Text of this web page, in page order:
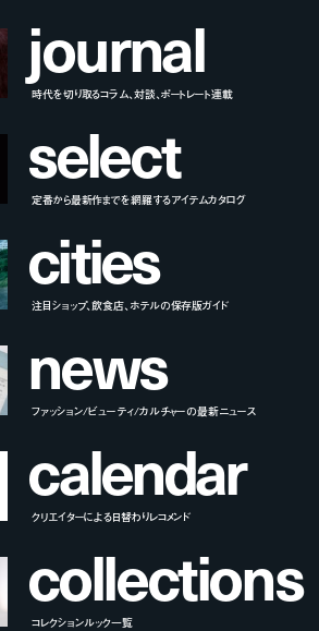
journal
時代を切り取るコラム、対談、ポートレート連載
select
定番から最新作までを網羅するアイテムカタログ
cities
注目ショップ、飲食店、ホテルの保存版ガイド
news
ファッション/ビューティ/カルチャーの最新ニュース
calendar
クリエイターによる日替わりレコメンド
collections
コレクションルック一覧